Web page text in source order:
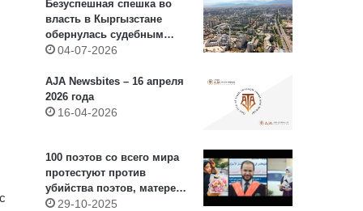
Безуспешная спешка во
власть в Кыргызстане
обернулась судебным
приговором
04-07-2026
AJA Newsbites – 16 апреля
2026 года
16-04-2026
100 поэтов со всего мира
протестуют против
убийства поэтов, матерей
и детей во время войны
29-10-2025